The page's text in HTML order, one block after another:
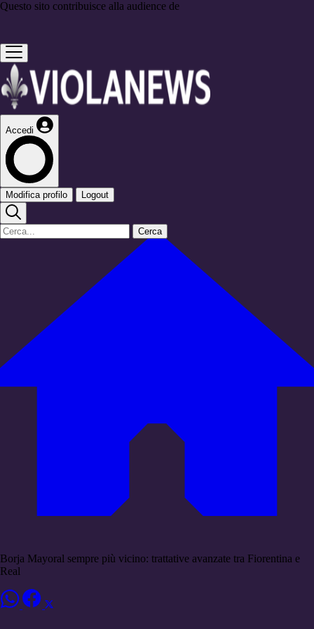
Questo sito contribuisce alla audience de
Accedi
Modifica profilo Logout
Cerca
Borja Mayoral sempre più vicino: trattative avanzate tra Fiorentina e
Real